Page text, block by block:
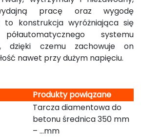
pracę oraz wygodę
to konstrukcja wyróżniająca się
systemu
dzięki czemu zachowuje on
nawet przy dużym napięciu.
Produkty powiązane
Tarcza diamentowa do
betonu średnica 350 mm
– …mm